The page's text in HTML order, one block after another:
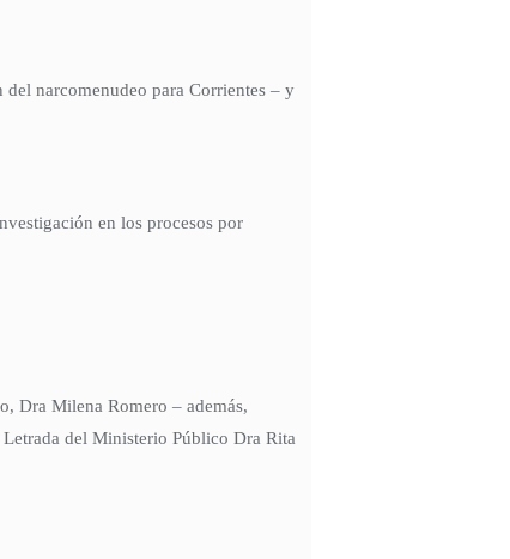
narcomenudeo para Corrientes – y
en los procesos por
Dra Milena Romero – además,
del Ministerio Público Dra Rita